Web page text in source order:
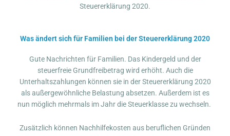
Steuererklärung 2020.
Was ändert sich für Familien bei der Steuererklärung 2020
Gute Nachrichten für Familien. Das Kindergeld und der
steuerfreie Grundfreibetrag wird erhöht. Auch die
Unterhaltszahlungen können sie in der Steuererklärung 2020
als außergewöhnliche Belastung absetzen. Außerdem ist es
nun möglich mehrmals im Jahr die Steuerklasse zu wechseln.
Zusätzlich können Nachhilfekosten aus beruflichen Gründen